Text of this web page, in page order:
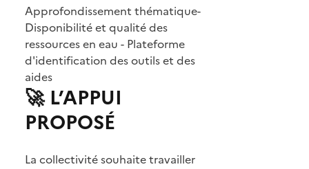
Approfondissement thématique-
Disponibilité et qualité des
ressources en eau - Plateforme
d'identification des outils et des
aides
🚀 L’APPUI
PROPOSÉ
La collectivité souhaite travailler